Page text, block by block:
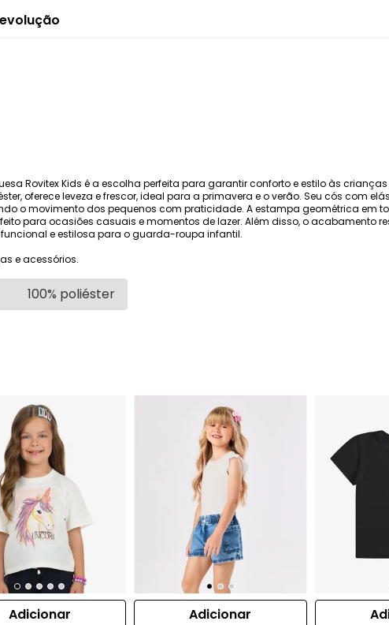
Rovitex Kids é a escolha perfeita para garantir conforto e estilo às
oferece leveza e frescor, ideal para a primavera e o verão. Seu cós com
o movimento dos pequenos com praticidade. A estampa geométrica em
para ocasiões casuais e momentos de lazer. Além disso, o acabamento
e estilosa para o guarda-roupa infantil.
e acessórios.
100% poliéster
Adicionar Adicionar